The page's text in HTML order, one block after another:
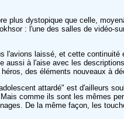
plus dystopique que celle,
: l'une des salles de
l'avions laissé, et cette
à l'aise avec les
des éléments nouveaux à
attardé" est d'ailleurs
comme ils sont les mêmes
De la même façon, les